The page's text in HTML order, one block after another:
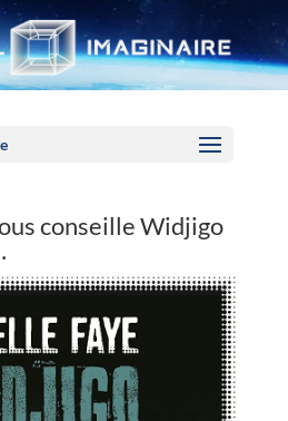
conseille Widjigo